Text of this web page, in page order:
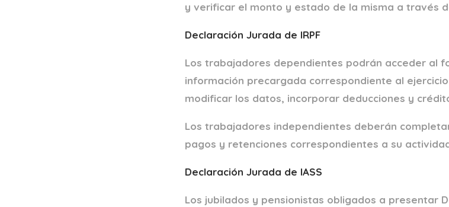
y verificar el monto y estado de la misma a través
Declaración Jurada de IRPF
Los trabajadores dependientes podrán acceder al
información precargada correspondiente al
modificar los datos, incorporar deducciones y
Los trabajadores independientes deberán
pagos y retenciones correspondientes a su
Declaración Jurada de IASS
Los jubilados y pensionistas obligados a presentar